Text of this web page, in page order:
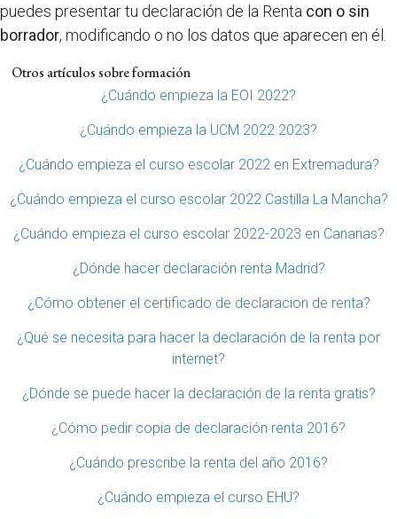
puedes presentar tu declaración de la Renta con o sin
borrador, modificando o no los datos que aparecen en él.
Otros artículos sobre formación
¿Cuándo empieza la EOI 2022?
¿Cuándo empieza la UCM 2022 2023?
¿Cuándo empieza el curso escolar 2022 en Extremadura?
¿Cuándo empieza el curso escolar 2022 Castilla La Mancha?
¿Cuándo empieza el curso escolar 2022-2023 en Canarias?
¿Dónde hacer declaración renta Madrid?
¿Cómo obtener el certificado de declaracion de renta?
¿Qué se necesita para hacer la declaración de la renta por
internet?
¿Dónde se puede hacer la declaración de la renta gratis?
¿Cómo pedir copia de declaración renta 2016?
¿Cuándo prescribe la renta del año 2016?
¿Cuándo empieza el curso EHU?